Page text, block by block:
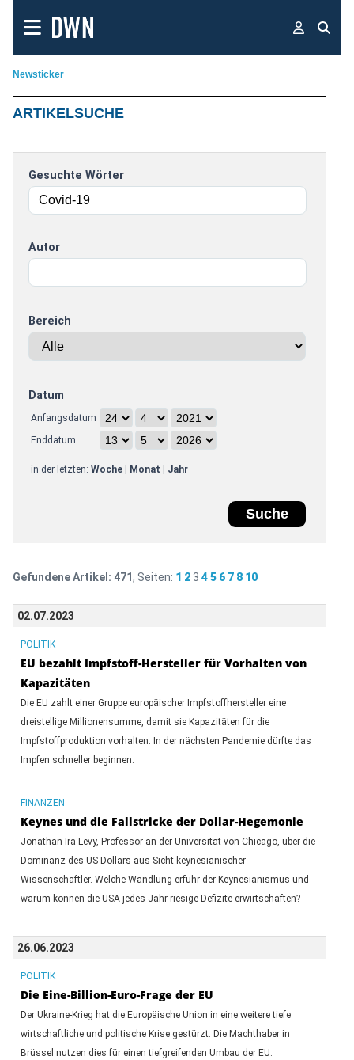
Newsticker
ARTIKELSUCHE
Gesuchte Wörter
Autor
Bereich
Datum
Anfangsdatum
Enddatum
in der letzten: Woche| Monat Jahr
Gefundene Artikel: 471, Seiten: 1 2 3 4 5 6 7 8 10
02.07.2023
POLITIK
EU bezahlt Impfstoff-Hersteller für Vorhalten von
Kapazitäten
Die EU zahlt einer Gruppe europäischer Impfstoffhersteller eine
dreistellige Millionensumme, damit sie Kapazitäten für die
Impfstoffproduktion vorhalten. In der nächsten Pandemie dürfte das
Impfen schneller beginnen.
FINANZEN
Keynes und die Fallstricke der Dollar-Hegemonie
Jonathan Ira Levy, Professor an der Universität von Chicago, über die
Dominanz des US-Dollars aus Sicht keynesianischer
Wissenschaftler. Welche Wandlung erfuhr der Keynesianismus und
warum können die USA jedes Jahr riesige Defizite erwirtschaften?
26.06.2023
POLITIK
Die Eine-Billion-Euro-Frage der EU
Der Ukraine-Krieg hat die Europäische Union in eine weitere tiefe
wirtschaftliche und politische Krise gestürzt. Die Machthaber in
Brüssel nutzen dies für einen tiefgreifenden Umbau der EU.